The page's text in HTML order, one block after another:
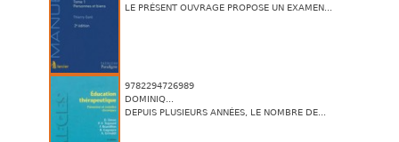
LE PRÉSENT OUVRAGE PROPOSE UN EXAMEN...
9782294726989
DOMINIQ...
DEPUIS PLUSIEURS ANNÉES, LE NOMBRE DE...